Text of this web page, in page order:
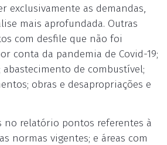
exclusivamente as demandas,
mais aprofundada. Outras
com desfile que não foi
conta da pandemia de Covid-19;
abastecimento de combustível;
obras e desapropriações e
no relatório pontos referentes à
normas vigentes; e áreas com